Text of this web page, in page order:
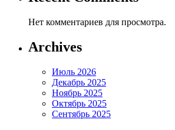
Нет комментариев для просмотра.
Archives
Июль 2026
Декабрь 2025
Ноябрь 2025
Октябрь 2025
Сентябрь 2025